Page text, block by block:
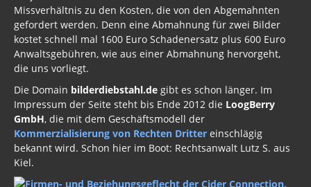
Missverhältnis zu den Kosten, die von den Abgemahnten
gefordert werden. Denn eine Abmahnung für zwei Bilder
kostet schnell mal 1600 Euro Schadenersatz plus 600 Euro
Anwaltsgebühren, wie aus einer Abmahnung hervorgeht,
die uns vorliegt.
Die Domain bilderdiebstahl.de gibt es schon länger. Im
Impressum der Seite steht bis Ende 2012 die LoogBerry
GmbH, die mit dem Geschäftsmodell der
Kommerzialisierung von Rechten Dritter einschlägig
bekannt wird. Schon hier im Boot: Rechtsanwalt Lutz S. aus
Kiel.